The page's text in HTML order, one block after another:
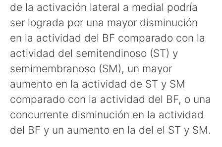
de la activación lateral a medial podría
ser lograda por una mayor disminución
en la actividad del BF comparado con la
actividad del semitendinoso (ST) y
semimembranoso (SM), un mayor
aumento en la actividad de ST y SM
comparado con la actividad del BF, o una
concurrente disminución en la actividad
del BF y un aumento en la del el ST y SM.